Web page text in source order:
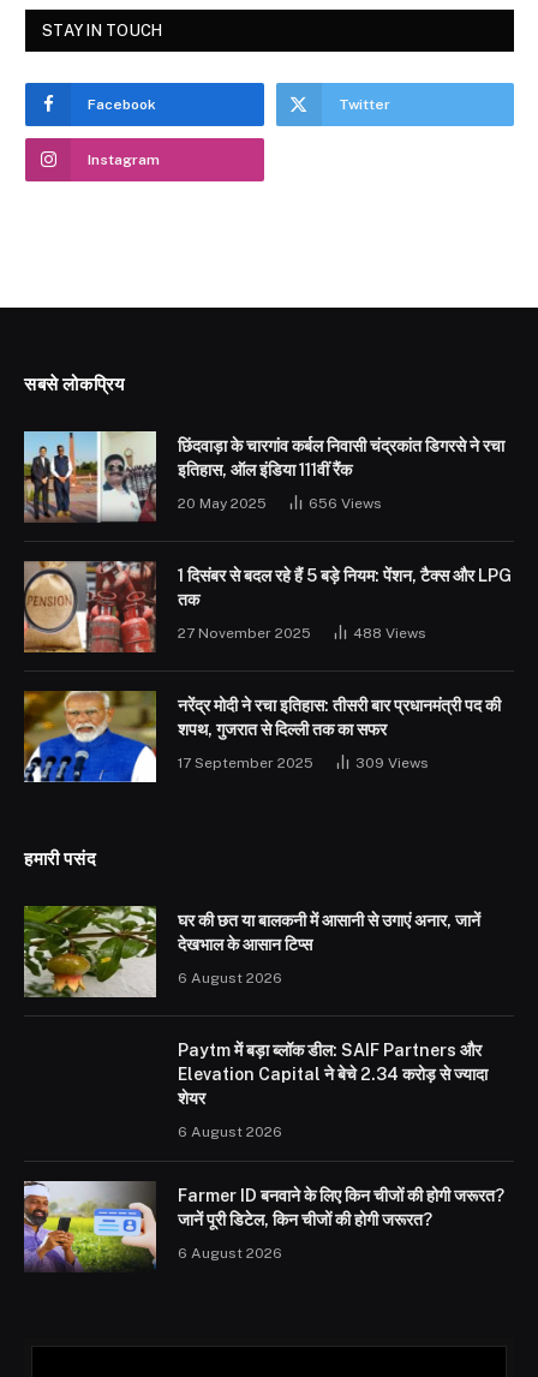
STAY IN TOUCH
Facebook Twitter
Instagram
सबसे लोकप्रिय
छिंदवाड़ा के चारगांव कर्बल निवासी चंद्रकांत डिगरसे ने रचा
इतिहास, ऑल इंडिया 111वीं रैंक
20 May 2025 656 Views
1 दिसंबर से बदल रहे हैं 5 बड़े नियम: पेंशन, टैक्स और LPG
तक
27 November 2025 488 Views
नरेंद्र मोदी ने रचा इतिहास: तीसरी बार प्रधानमंत्री पद की
शपथ, गुजरात से दिल्ली तक का सफर
17 September 2025 309 Views
हमारी पसंद
घर की छत या बालकनी में आसानी से उगाएं अनार, जानें
देखभाल के आसान टिप्स
6 August 2026
Paytm में बड़ा ब्लॉक डील: SAIF Partners और
Elevation Capital ने बेचे 2.34 करोड़ से ज्यादा
शेयर
6 August 2026
Farmer ID बनवाने के लिए किन चीजों की होगी जरूरत?
जानें पूरी डिटेल, किन चीजों की होगी जरूरत?
6 August 2026